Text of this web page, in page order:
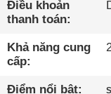
SOÁT
CHẤT
Điều khoản
thanh toán:
Khả năng cung
cấp:
Điểm nổi bật: